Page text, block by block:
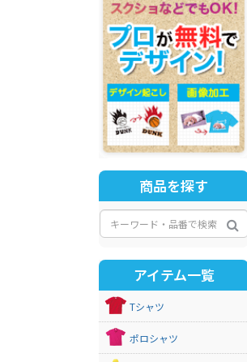
商品を探す
アイテム一覧
Tシャツ
ポロシャツ